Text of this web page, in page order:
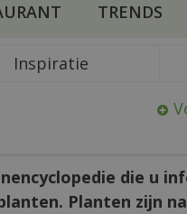
TRENDS
Inspiratie
die u
Planten zijn